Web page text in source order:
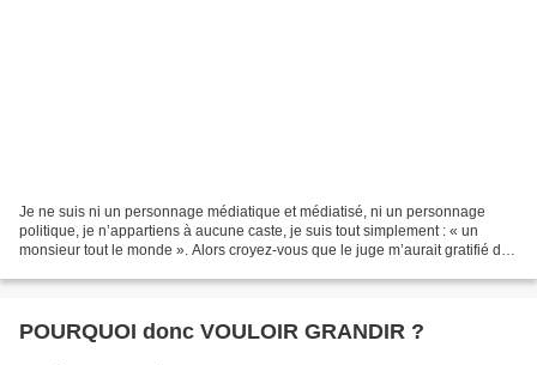
Je ne suis ni un personnage médiatique et médiatisé, ni un personnage
politique, je n’appartiens à aucune caste, je suis tout simplement : « un
monsieur tout le monde ». Alors croyez-vous que le juge m’aurait gratifié du
POURQUOI donc VOULOIR GRANDIR ?